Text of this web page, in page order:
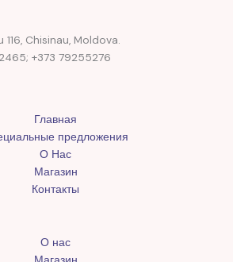
Chisinau, Moldova.
+373 79255276
Главная
предложения
О Нас
Магазин
Контакты
О нас